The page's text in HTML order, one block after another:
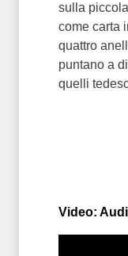
sulla
come carta
quattro
puntano a
quelli
Video: